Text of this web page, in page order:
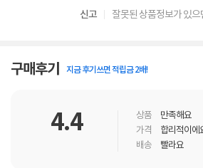
신고 잘못된 상품정보가 있으
구매후기 지금 후기쓰면 적립금 2배!
4.4 상품 만족해요
가격
합리적이에
배송
빨라요